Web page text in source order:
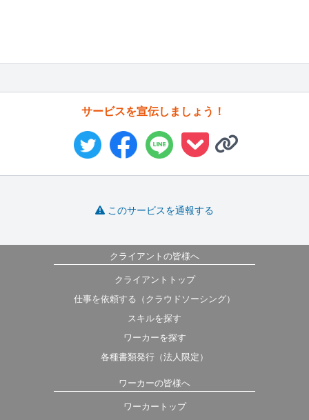
サービスを宣伝しましょう！
このサービスを通報する
クライアントの皆様へ
クライアントトップ
仕事を依頼する（クラウドソーシング）
スキルを探す
ワーカーを探す
各種書類発行（法人限定）
ワーカーの皆様へ
ワーカートップ